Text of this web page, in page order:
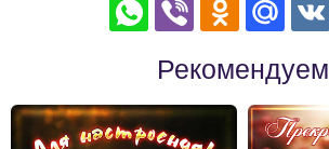
Рекомендуем